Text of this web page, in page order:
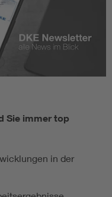
Sie immer top
in der